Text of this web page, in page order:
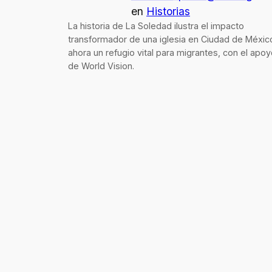
en Historias
La historia de La Soledad ilustra el impacto
transformador de una iglesia en Ciudad de
ahora un refugio vital para migrantes, con el
de World Vision.